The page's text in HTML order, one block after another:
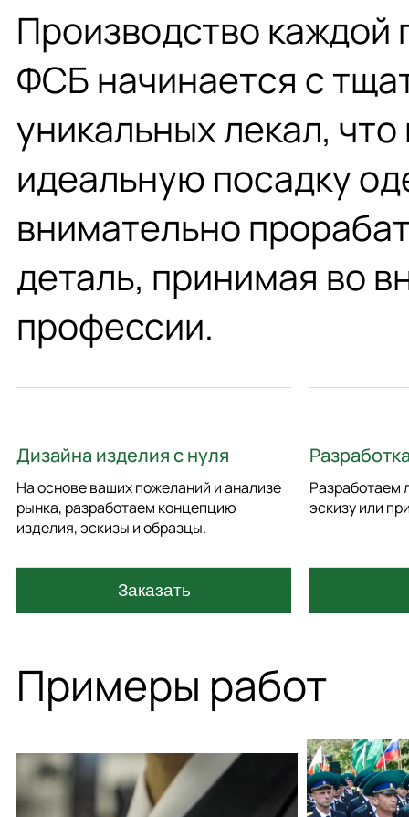
Производство
ФСБ начинается с
уникальных лекал,
идеальную посадку
внимательно
деталь, принимая во
профессии.
Дизайна изделия с нуля
На основе ваших пожеланий и анализе
рынка, разработаем концепцию
изделия, эскизы и образцы.
Заказать
Разработаем
эскизу или
Примеры работ